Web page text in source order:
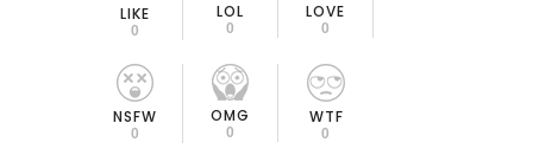
LIKE
0
LOL
0
LOVE
0
NSFW
0
OMG
0
WTF
0